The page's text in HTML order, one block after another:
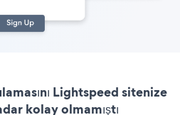
Lightspeed sitenize
kolay olmamıştı